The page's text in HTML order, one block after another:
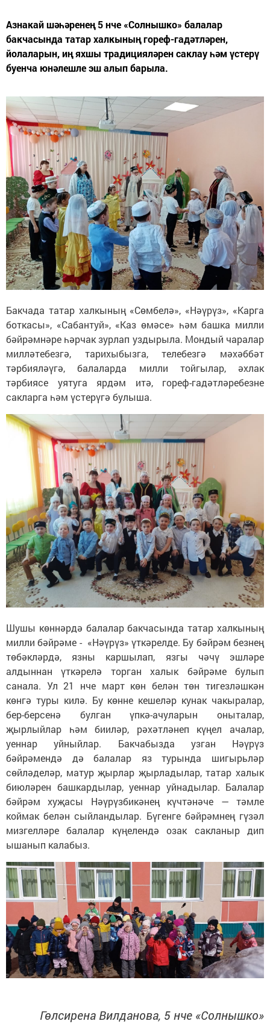
Азнакай шәһәренең 5 нче «Солнышко» балалар
бакчасында татар халкының гореф-гадәтләрен,
йолаларын, иң яхшы традицияләрен саклау һәм үстерү
буенча юнәлешле эш алып барыла.
Бакчада татар халкының «Сөмбелә», «Нәүрүз», «Карга
боткасы», «Сабантуй», «Каз өмәсе» һәм башка милли
бәйрәмнәре һәрчак зурлап уздырыла. Мондый чаралар
милләтебезгә, тарихыбызга, телебезгә мәхәббәт
тәрбияләүгә, балаларда милли тойгылар, әхлак
тәрбиясе уятуга ярдәм итә, гореф-гадәтләребезне
сакларга һәм үстерүгә булыша.
Шушы көннәрдә балалар бакчасында татар халкының
милли бәйрәме - «Нәүрүз» үткәрелде. Бу бәйрәм безнең
төбәкләрдә, язны каршылап, язгы чәчү эшләре
алдыннан үткәрелә торган халык бәйрәме булып
санала. Ул 21 нче март көн белән төн тигезләшкән
көнгә туры килә. Бу көнне кешеләр кунак чакыралар,
бер-берсенә булган үпкә-ачуларын оныталар,
җырлыйлар һәм бииләр, рәхәтләнеп күңел ачалар,
уеннар уйныйлар. Бакчабызда узган Нәүрүз
бәйрәмендә дә балалар яз турында шигырьләр
сөйләделәр, матур җырлар җырладылар, татар халык
биюләрен башкардылар, уеннар уйнадылар. Балалар
бәйрәм хуҗасы Нәүрүзбикәнең күчтәнәче — тәмле
коймак белән сыйландылар. Бүгенге бәйрәмнең гүзәл
мизгелләре балалар күңелендә озак сакланыр дип
ышанып калабыз.
Гөлсирена Вилданова, 5 нче «Солнышко»